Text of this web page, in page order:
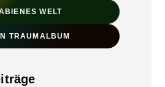
WELT
TRAUMALBUM